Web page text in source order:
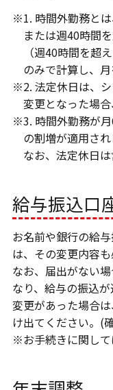
※1. 時間外勤務と
または週40時間
（週40時間を超
のみで計算し、
※2. 法定休日は、
変更となった場合
※3. 時間外勤務が
の割増が適用され
なお、法定休日は
給与振込口
お名前や銀行の給
は、その変更内容
なお、届出がない
なり、給与の振込が
変更があった場合
け出てください。(
※お手続きに関して